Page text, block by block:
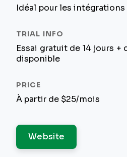
Idéal pour les intégrations
Essai gratuit de 14 jours +
disponible
À partir de $25/mois
Website